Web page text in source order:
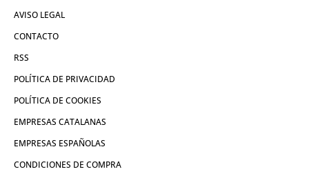
AVISO LEGAL
CONTACTO
RSS
POLÍTICA DE PRIVACIDAD
POLÍTICA DE COOKIES
EMPRESAS CATALANAS
EMPRESAS ESPAÑOLAS
CONDICIONES DE COMPRA